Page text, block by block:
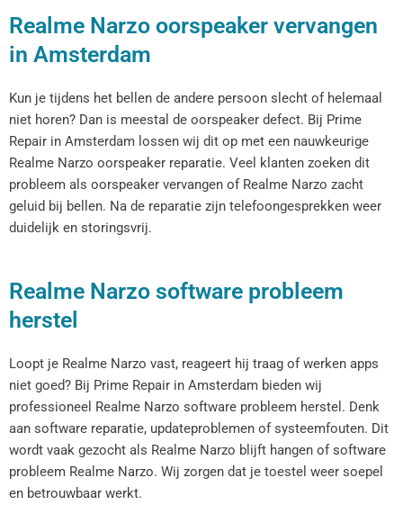
Realme Narzo oorspeaker vervangen
in Amsterdam
Kun je tijdens het bellen de andere persoon slecht of helemaal
niet horen? Dan is meestal de oorspeaker defect. Bij Prime
Repair in Amsterdam lossen wij dit op met een nauwkeurige
Realme Narzo oorspeaker reparatie. Veel klanten zoeken dit
probleem als oorspeaker vervangen of Realme Narzo zacht
geluid bij bellen. Na de reparatie zijn telefoongesprekken weer
duidelijk en storingsvrij.
Realme Narzo software probleem
herstel
Loopt je Realme Narzo vast, reageert hij traag of werken apps
niet goed? Bij Prime Repair in Amsterdam bieden wij
professioneel Realme Narzo software probleem herstel. Denk
aan software reparatie, updateproblemen of systeemfouten. Dit
wordt vaak gezocht als Realme Narzo blijft hangen of software
probleem Realme Narzo. Wij zorgen dat je toestel weer soepel
en betrouwbaar werkt.